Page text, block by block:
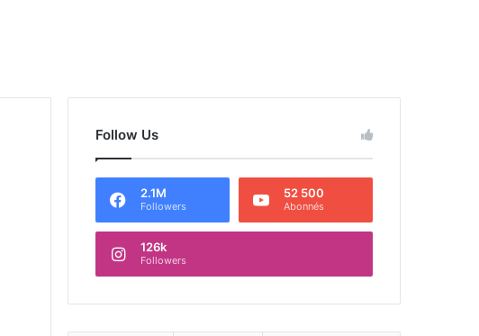
Follow Us
2.1M
Followers
52 500
Abonnés
126k
Followers